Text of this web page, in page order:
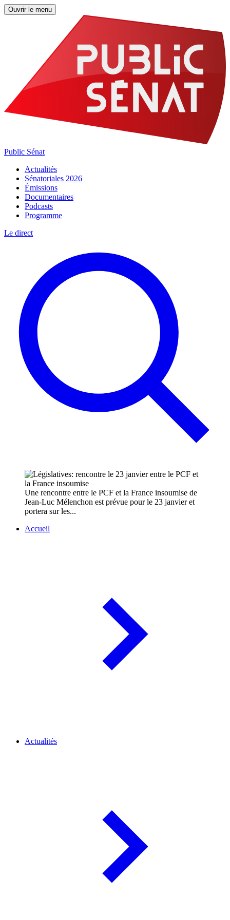
Ouvrir le menu
Public Sénat
Actualités
Sénatoriales 2026
Émissions
Documentaires
Podcasts
Programme
Le direct
Une rencontre entre le PCF et la France insoumise de
Jean-Luc Mélenchon est prévue pour le 23 janvier et
portera sur les...
Accueil
Actualités